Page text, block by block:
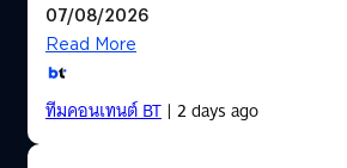
07/08/2026
Read More
ทีมคอนเทนต์ BT| 2 days ago